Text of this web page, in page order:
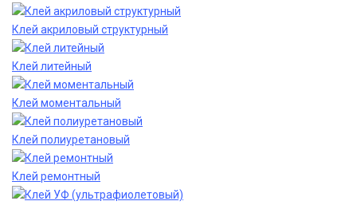
Клей акриловый структурный
Клей литейный
Клей моментальный
Клей полиуретановый
Клей ремонтный